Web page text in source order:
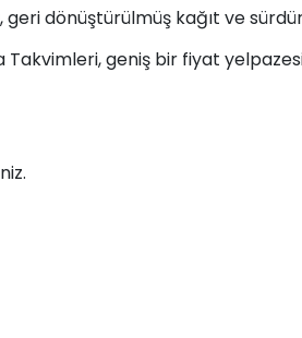
geri dönüştürülmüş kağıt ve
Takvimleri, geniş bir fiyat